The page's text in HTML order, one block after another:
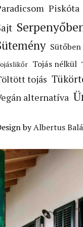
Piskóta
Sütőben
Tojás nélkül
tojás
alternatíva
byAlbertus